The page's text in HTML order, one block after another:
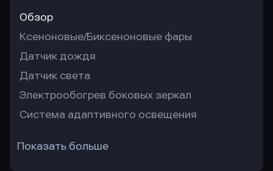
Обзор
Ксеноновые/Биксеноновые фары
Датчик дождя
Датчик света
Электрообогрев боковых зеркал
Система адаптивного освещения
Показать больше